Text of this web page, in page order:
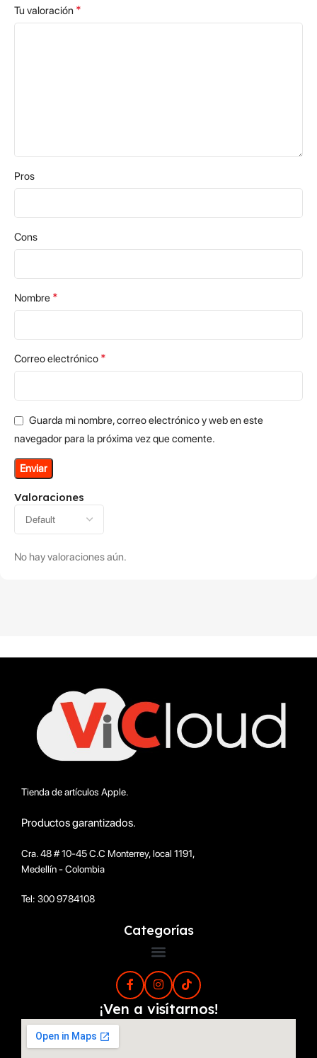
Valoraciones
No hay valoraciones aún.
Tu valoración *
Pros
Cons
Nombre *
Correo electrónico *
Guarda mi nombre, correo electrónico y web en este
navegador para la próxima vez que comente.
Tienda de artículos Apple.
Productos garantizados.
Cra. 48 # 10-45 C.C Monterrey, local 1191,
Medellín - Colombia
Tel: 300 9784108
Categorías
¡Ven a visítarnos!